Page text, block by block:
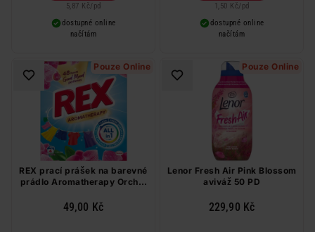
5,87 Kč/ pd
dostupné online
načítám
1,50 Kč/ pd
dostupné online
načítám
Pouze Online
REX prací prášek na barevné
prádlo Aromatherapy Orchid
49,00 Kč
Pouze Online
Lenor Fresh Air Pink Blossom
aviváž 50 PD
229,90 Kč